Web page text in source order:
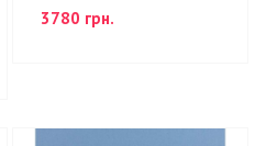
3780 грн.